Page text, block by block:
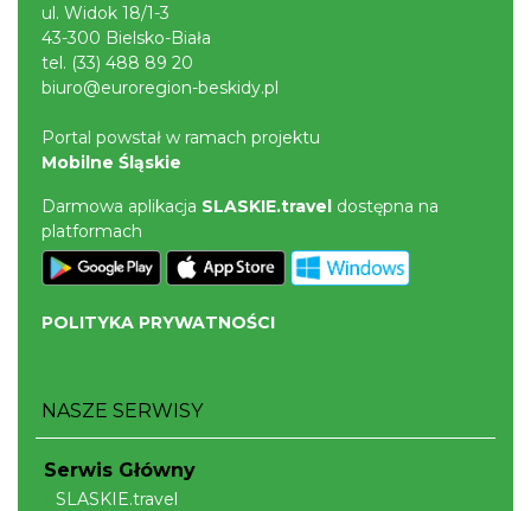
ul. Widok 18/1-3
43-300 Bielsko-Biała
tel. (33) 488 89 20
biuro@euroregion-beskidy.pl
Portal powstał w ramach projektu
Mobilne Śląskie
Darmowa aplikacja SLASKIE.travel dostępna na
platformach
POLITYKA PRYWATNOŚCI
NASZE SERWISY
Serwis Główny
SLASKIE.travel